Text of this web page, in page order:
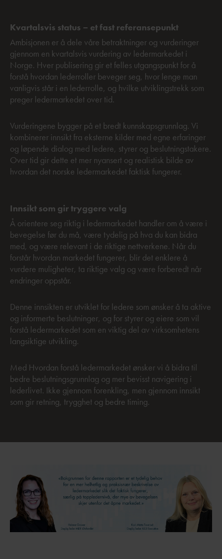
Kvartalsvis status – et fast referansepunkt
Ambisjonen er å dele våre betraktninger og vurderinger
gjennom en kvartalsvis vurdering av ledermarkedet i
Norge. Hver publisering gir et felles utgangspunkt for å
forstå hvordan lederroller beveger seg, hvor lenge man
vanligvis står i en lederrolle, og hvilke utviklingstrekk som
preger ledermarkedet over tid.
Vurderingene bygger på et bredt kunnskapsgrunnlag. Vi
kombinerer innsikt fra eksterne kilder med egne erfaringer
og løpende dialog med ledere, styrer og beslutningstakere.
Over tid gir dette et mer nyansert og realistisk bilde av
hvordan det norske ledermarkedet faktisk fungerer.
Innsikt som gir tryggere valg
Å orientere seg riktig i ledermarkedet handler om å være i
bevegelse før du må, være tydelig på hva du kan bidra
med, og være relevant i de riktige nettverkene. Når du
forstår hvordan markedet fungerer, blir det enklere å
vurdere muligheter, ta riktige valg og være forberedt når
endringer oppstår.
Denne innsikten er utviklet for ledere som ønsker å ta aktive
og informerte beslutninger, og for styrer og eiere som vil
forstå ledermarkedet som en viktig del av virksomhetens
langsiktige utvikling.
Med Hvordan forstå ledermarkedet ønsker vi å bidra til
bedre beslutningsgrunnlag og mer bevisst navigering i
lederlivet. Ikke gjennom forenkling, men gjennom innsikt
som gir retning, trygghet og bedre timing.